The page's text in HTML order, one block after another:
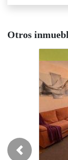
Otros
Previous